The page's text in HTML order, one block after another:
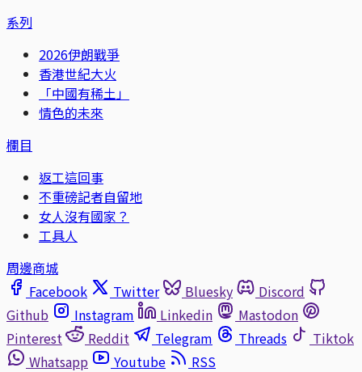
系列
2026伊朗戰爭
香港世紀大火
「中國有稀土」
情色的未來
欄目
返工這回事
不重磅記者自留地
女人沒有國家？
工具人
周邊商城
Facebook
Twitter Bluesky
Discord
Github
Instagram Linkedin
Mastodon
Pinterest
Reddit Telegram Threads
Tiktok
Whatsapp
Youtube
RSS